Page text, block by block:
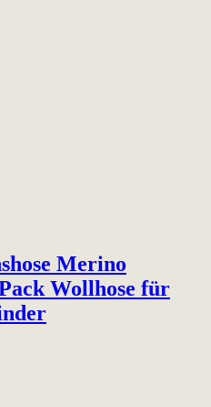
Merino
Wollhose für